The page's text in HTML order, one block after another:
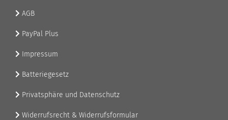
AGB
PayPal Plus
Impressum
Batteriegesetz
Privatsphäre und Datenschutz
Widerrufsrecht & Widerrufsformular